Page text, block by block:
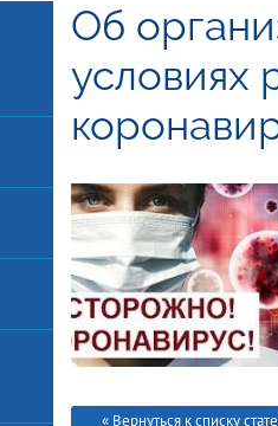
Об
условиях
« Вернуться к списку